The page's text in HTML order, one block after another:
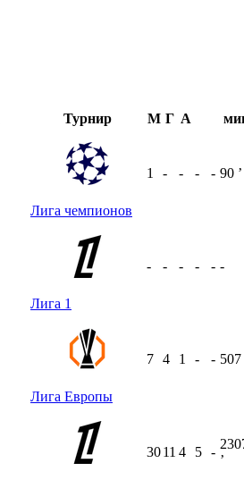
Турнир М Г А
Лига чемпионов
1 - - - - 90 ʼ
Лига 1
- - - - - -
Лига Европы
7 4 1 - - 507
3011 4 5 -
ʼ